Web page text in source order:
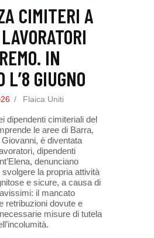
CIMITERI A
IN
L’8 GIUGNO
Flaica Uniti
dipendenti cimiteriali del
le aree di Barra,
è diventata
dipendenti
denunciano
svolgere la propria attività
e sicure, a causa di
il mancato
retribuzioni dovute e
misure di tutela